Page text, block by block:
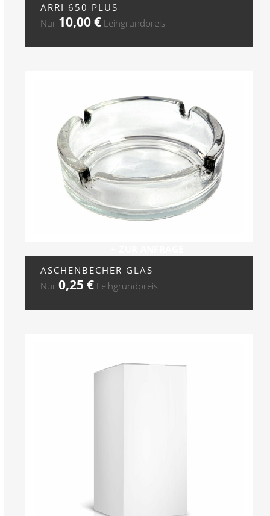
ARRI 650 PLUS
Nur 10,00€ Leihgrundpreis
ASCHENBECHER GLAS
Nur0,25€ Leihgrundpreis